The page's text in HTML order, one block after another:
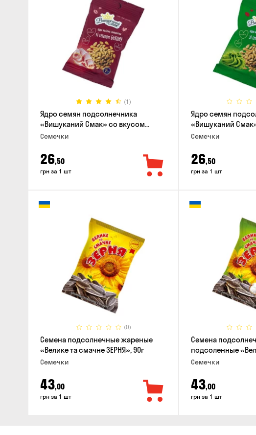
(1)
Ядро семян подсолнечника
«Вишуканий Смак» со вкусом
бекона, 80г
Семечки
26,50
грн за 1 шт
Ядро семян
«Вишуканий
васаби, 80г
Семечки
26,50
грн за 1 шт
(0)
Семена подсолнечные жареные
«Велике та смачне ЗЕРНЯ», 90г
Семечки
43,00
грн за 1 шт
Семена
подсоленные
ЗЕРНЯ», 90г
Семечки
43,00
грн за 1 шт